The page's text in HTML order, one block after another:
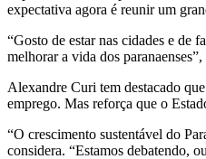
expectativa agora é reunir um
“Gosto de estar nas cidades e de
melhorar a vida dos
Alexandre Curi tem destacado
emprego. Mas reforça que o
“O crescimento sustentável do
considera. “Estamos debatendo,